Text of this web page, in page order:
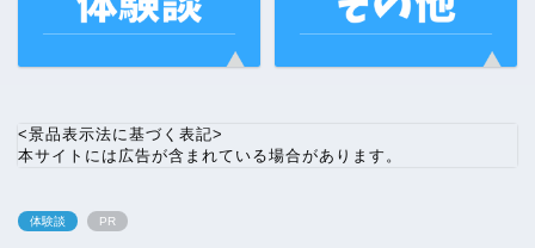
<景品表示法に基づく表記>
本サイトには広告が含まれている場合があります。
体験談 PR